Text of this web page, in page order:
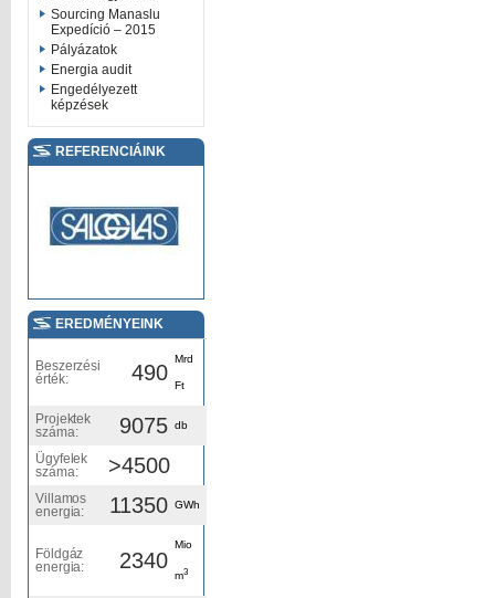
Sourcing Manaslu
Expedíció – 2015
Pályázatok
Energia audit
Engedélyezett
képzések
REFERENCIÁINK
EREDMÉNYEINK
Beszerzési
érték:
490
Mrd
Ft
Projektek
száma:
9075 db
Ügyfelek
száma:
>4500
Villamos
energia:
11350 GWh
Földgáz
energia:
2340
Mio
m3